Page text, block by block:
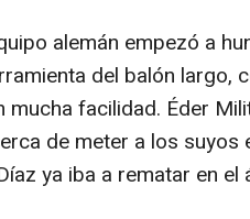
alemán empezó a
del balón largo,
facilidad. Éder
de meter a los suyos
ya iba a rematar en el